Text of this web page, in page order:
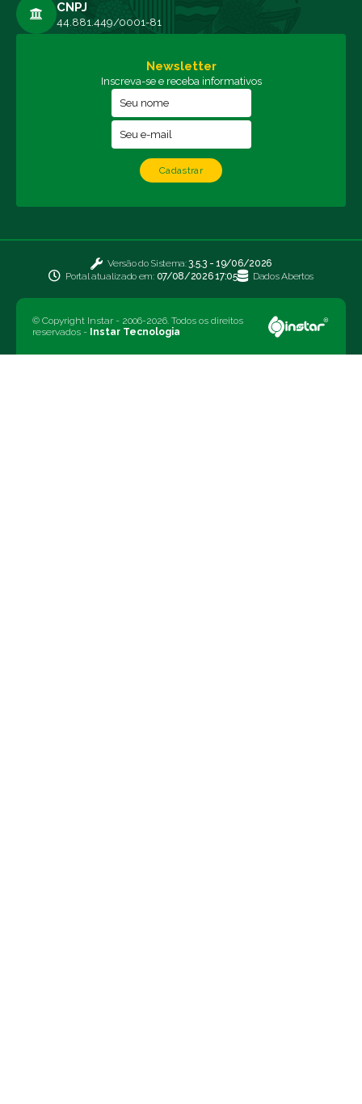
CNPJ
44.881.449/0001-81
Newsletter
Inscreva-se e receba informativos
Cadastrar
Versão do Sistema:3.5.3 - 19/06/2026
Portal atualizado em: 07/08/2026 17:05 Dados Abertos
© Copyright Instar - 2006-2026. Todos os direitos
reservados - Instar Tecnologia